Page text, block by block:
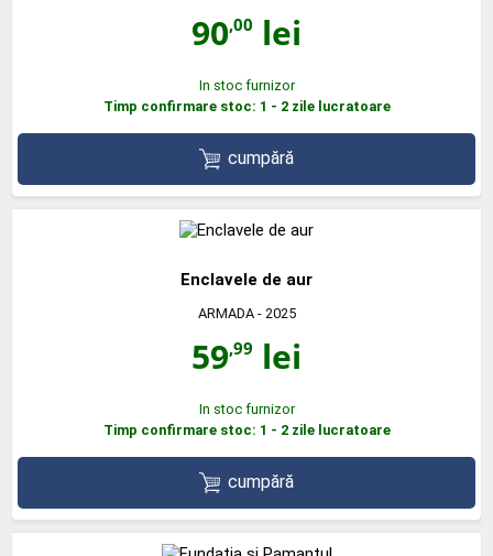
90,00 lei
In stoc furnizor
Timp confirmare stoc: 1 - 2 zile lucratoare
cumpără
Enclavele de aur
ARMADA- 2025
59,99 lei
In stoc furnizor
Timp confirmare stoc: 1 - 2 zile lucratoare
cumpără